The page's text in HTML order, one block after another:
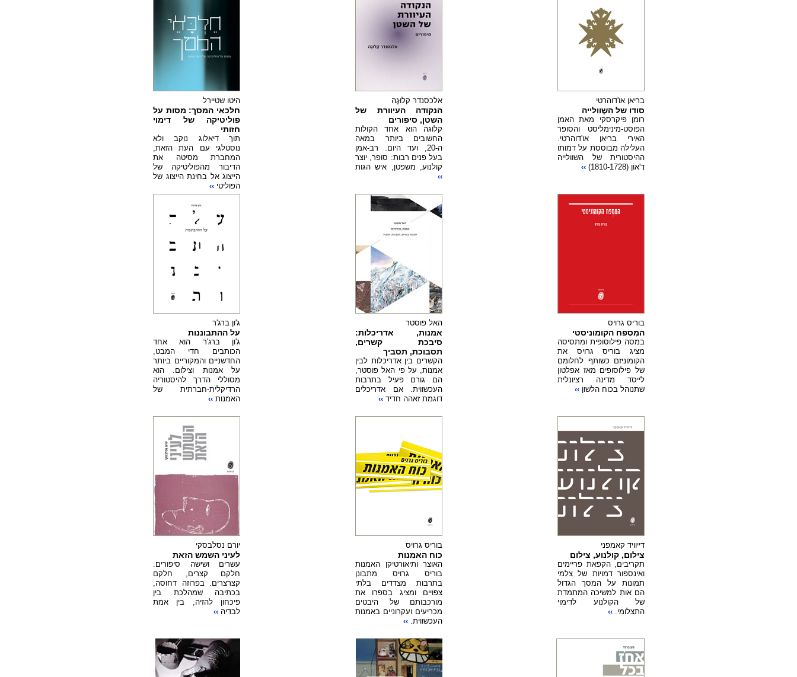
בריאן או'דוהרטי
סודו של השֶוולייה
רומן פיקרסקי מאת האמן
הפוסט-מינימליסט והסופר
האירי בריאן או'דוהרטי.
העלילה מבוססת על דמותו
ההיסטורית של השוולייה
דֶ'אוֹן (1810-1728)
››
אלכסנדר קלוּגֶה
הנקודה העיוורת של
השטן, סיפורים
קלוגה הוא אחד הקולות
החשובים ביותר במאה
ה-20, ועד היום. רב-אמן
בעל פנים רבות: סופר, יוצר
קולנוע, משפטן, איש הגות
››
היטו שטיירל
חלכאי המסך: מסות על
פוליטיקה של דימוי
חזותי
תוך דיאלוג נוקב ולא
נוסטלגי עם העת הזאת,
המחברת מסיטה את
הדיבור מהפוליטיקה של
הייצוג אל בחינת הייצוג של
הפוליטי ››
בוריס גרויס
המִסְפח הקומוניסטי
במסה פילוסופית ומתסיסה
מציג בוריס גרויס את
הקומוניזם כשותף לחלומם
של פילוסופים מאז אפלטון
לייסד מדינה רציונלית
שתנוהל בכוח הלשון ››
האל פוסטר
אמנות, אדריכלות:
סיבכת קשרים,
תסבוכת, תסביך
הקשרים בין אדריכלות לבין
אמנות, על פי האל פוסטר,
הם גורם פעיל בתרבות
העכשווית. אם אדריכלים
דוגמת זאהה חדיד ››
ג'ון ברג'ר
על ההתבוננות
ג'ון ברג'ר הוא אחד
הכותבים חדי המבט,
החדשניים והמקוריים ביותר
על אמנות וצילום. הוא
מסוללי הדרך להיסטוריה
הרדיקלית-חברתית של
האמנות ››
דייוויד קאמפני
צילום, קולנוע, צילום
תקריבים, הקפאת פריימים
ואינספור דמויות של צלמי
תמונות על המסך הגדול
הם אות למשיכה המתמדת
של הקולנוע לדימוי
התצלומי. ››
בוריס גרויס
כוח האמנות
האוצר ותיאורטיקן האמנות
בוריס גרויס מתבונן
בתרבות מצדדים בלתי
צפויים ומציג בספרו את
מורכבותם של היבטים
מכריעים ועקרוניים באמנות
העכשווית. ››
יורם נסלבסקי
לעיני השמש הזאת
עשרים ושישה סיפורים.
חלקם קצרים, חלקם
קצרצרים. בפרוזה דחוסה,
בכתיבה שמהלכת בין
פיכחון להזיה, בין אמת
לבדיה ››